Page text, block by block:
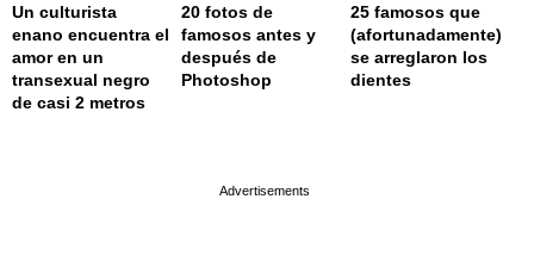
Un culturista
enano encuentra el
amor en un
transexual negro
de casi 2 metros
20 fotos de
famosos antes y
después de
Photoshop
25 famosos que
(afortunadamente)
se arreglaron los
dientes